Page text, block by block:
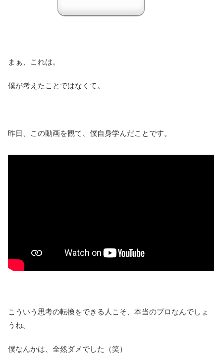
まぁ、これは。
僕が考えたことではなくて。
昨日、この動画を観て、僕自身学んだことです。
こういう思考の転換をできる人こそ、本当のプロなんでしょ
うね。
僕なんかは、全然ダメでした（笑）